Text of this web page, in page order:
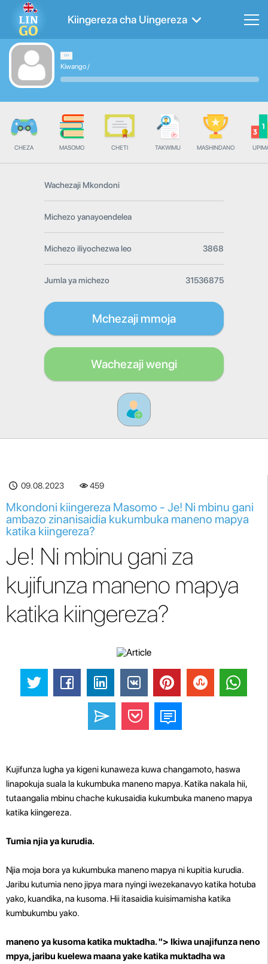
Kiingereza cha Uingereza
Kiwango/
CHEZA MASOMO CHETI TAKWIMU MASHINDANO
Wachezaji Mkondoni
Michezo yanayoendelea
Michezo iliyochezwa leo 3868
Jumla ya michezo 31536875
Mchezaji mmoja
Wachezaji wengi
09.08.2023 459
Mkondoni kiingereza Masomo - Je! Ni mbinu gani
ambazo zinanisaidia kukumbuka maneno mapya
katika kiingereza?
Je! Ni mbinu gani za
kujifunza maneno mapya
katika kiingereza?
Kujifunza lugha ya kigeni kunaweza kuwa changamoto, haswa
linapokuja suala la kukumbuka maneno mapya. Katika nakala hii,
tutaangalia mbinu chache kukusaidia kukumbuka maneno mapya
katika kiingereza.
Tumia njia ya kurudia.
Njia moja bora ya kukumbuka maneno mapya ni kupitia kurudia.
Jaribu kutumia neno jipya mara nyingi iwezekanavyo katika hotuba
yako, kuandika, na kusoma. Hii itasaidia kuisimamisha katika
kumbukumbu yako.
maneno ya kusoma katika muktadha. "> Ikiwa unajifunza neno
mpya, jaribu kuelewa maana yake katika muktadha wa